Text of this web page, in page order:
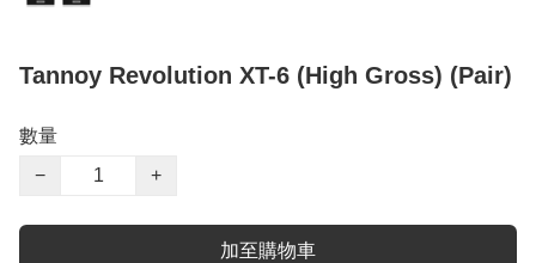
Tannoy Revolution XT-6 (High Gross) (Pair)
數量
−
+
加至購物車